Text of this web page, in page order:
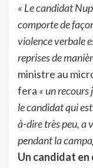
« Le candidat
comporte de
violence verbale
reprises de
ministre au
fera « un
le candidat qui
à-dire très peu, a
pendant la
Un candidat en